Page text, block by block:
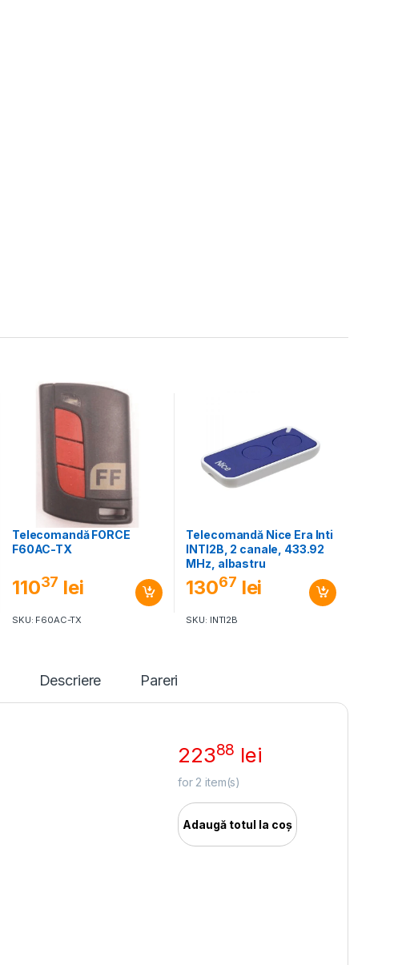
Telecomandă FORCE
F60AC-TX
11037 lei
SKU: F60AC-TX
Telecomandă Nice Era Inti
INTI2B, 2 canale, 433.92
MHz, albastru
13067 lei
SKU: INTI2B
Descriere Pareri
22388 lei
for 2 item(s)
Adaugă totul la coș